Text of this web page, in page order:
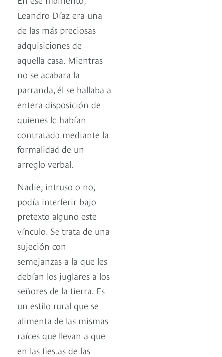
Leandro Díaz era una
de las más preciosas
adquisiciones de
aquella casa. Mientras
no se acabara la
parranda, él se hallaba a
entera disposición de
quienes lo habían
contratado mediante la
formalidad de un
arreglo verbal.
Nadie, intruso o no,
podía interferir bajo
pretexto alguno este
vínculo. Se trata de una
sujeción con
semejanzas a la que les
debían los juglares a los
señores de la tierra. Es
un estilo rural que se
alimenta de las mismas
raíces que llevan a que
en las fiestas de las